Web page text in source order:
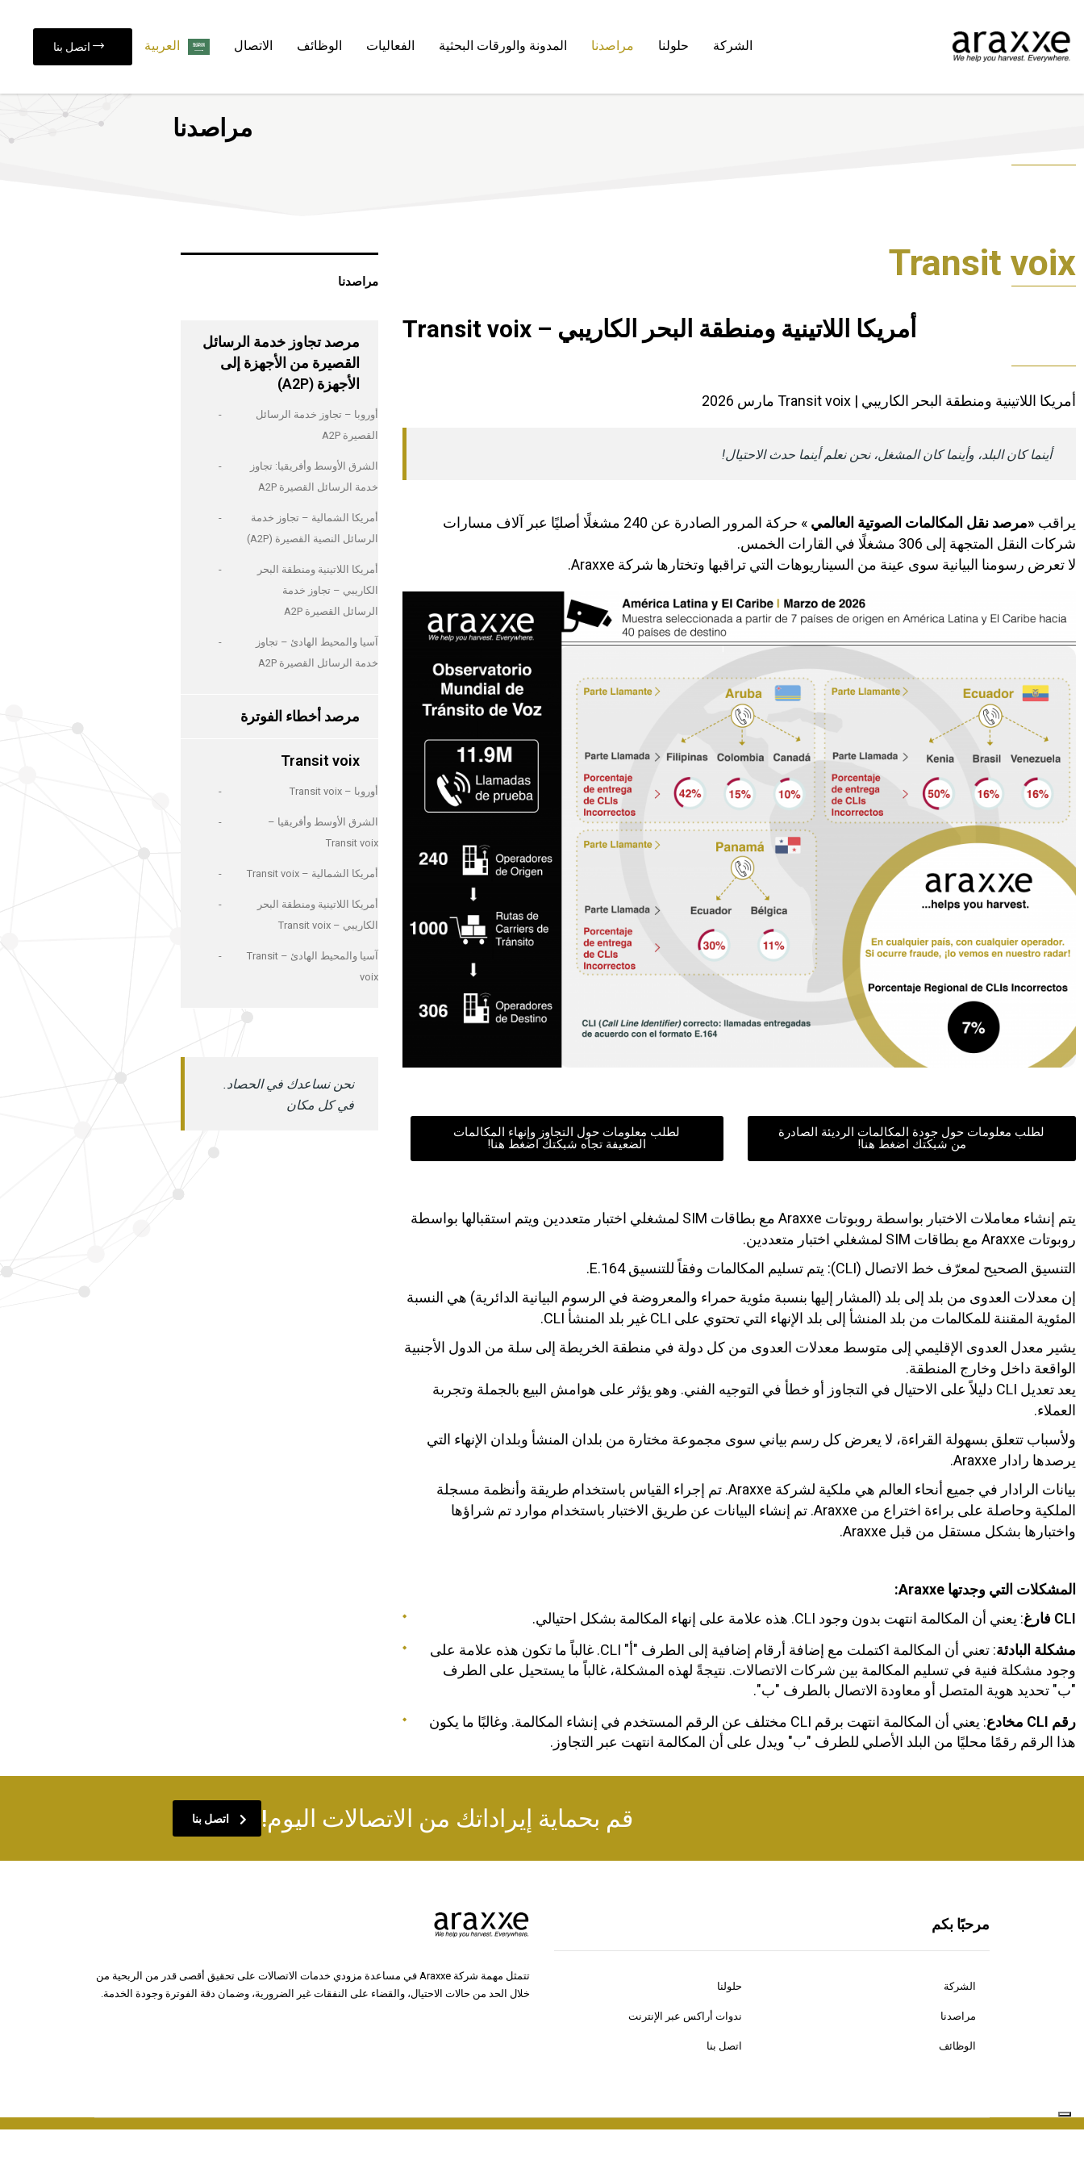
الشركة حلولنا مراصدنا المدونة والورقات البحثية الفعاليات الوظائف الاتصال العربية‏ اتصل بنا
مراصدنا
Transit voix
أمريكا اللاتينية ومنطقة البحر الكاريبي – Transit voix
أمريكا اللاتينية ومنطقة البحر الكاريبي | Transit voix مارس 2026
أينما كان البلد، وأينما كان المشغل، نحن نعلم أينما حدث الاحتيال!
يراقب «مرصد نقل المكالمات الصوتية العالمي
» حركة المرور الصادرة عن 240 مشغلًا أصليًا عبر آلاف مسارات
شركات النقل المتجهة إلى 306 مشغلًا في القارات الخمس.
​لا تعرض رسومنا البيانية سوى عينة من السيناريوهات التي تراقبها وتختارها شركة Araxxe.
لطلب معلومات حول جودة المكالمات الرديئة الصادرة
من شبكتك اضغط هنا!
لطلب معلومات حول التجاوز وإنهاء المكالمات
الضعيفة تجاه شبكتك اضغط هنا!
يتم إنشاء معاملات الاختبار بواسطة روبوتات Araxxe مع بطاقات SIM لمشغلي اختبار متعددين ويتم استقبالها بواسطة
روبوتات Araxxe مع بطاقات SIM لمشغلي اختبار متعددين.
التنسيق الصحيح لمعرّف خط الاتصال (CLI): يتم تسليم المكالمات وفقاً للتنسيق E.164.
إن معدلات العدوى من بلد إلى بلد (المشار إليها بنسبة مئوية حمراء والمعروضة في الرسوم البيانية الدائرية) هي النسبة
المئوية المقننة للمكالمات من بلد المنشأ إلى بلد الإنهاء التي تحتوي على CLI غير بلد المنشأ CLI.
يشير معدل العدوى الإقليمي إلى متوسط معدلات العدوى من كل دولة في منطقة الخريطة إلى سلة من الدول الأجنبية
الواقعة داخل وخارج المنطقة.
يعد تعديل CLI دليلاً على الاحتيال في التجاوز أو خطأ في التوجيه الفني. وهو يؤثر على هوامش البيع بالجملة وتجربة
العملاء.
ولأسباب تتعلق بسهولة القراءة، لا يعرض كل رسم بياني سوى مجموعة مختارة من بلدان المنشأ وبلدان الإنهاء التي
يرصدها رادار Araxxe.
بيانات الرادار في جميع أنحاء العالم هي ملكية لشركة Araxxe. تم إجراء القياس باستخدام طريقة وأنظمة مسجلة
الملكية وحاصلة على براءة اختراع من Araxxe. تم إنشاء البيانات عن طريق الاختبار باستخدام موارد تم شراؤها
واختبارها بشكل مستقل من قبل Araxxe.
المشكلات التي وجدتها Araxxe:
CLI فارغ
: يعني أن المكالمة انتهت بدون وجود CLI. هذه علامة على إنهاء المكالمة بشكل احتيالي.
مشكلة البادئة
: تعني أن المكالمة اكتملت مع إضافة أرقام إضافية إلى الطرف "أ" CLI. غالباً ما تكون هذه علامة على
وجود مشكلة فنية في تسليم المكالمة بين شركات الاتصالات. نتيجةً لهذه المشكلة، غالباً ما يستحيل على الطرف
"ب" تحديد هوية المتصل أو معاودة الاتصال بالطرف "ب".
رقم CLI مخادع
: يعني أن المكالمة انتهت برقم CLI مختلف عن الرقم المستخدم في إنشاء المكالمة. وغالبًا ما يكون
هذا الرقم رقمًا محليًا من البلد الأصلي للطرف "ب" ويدل على أن المكالمة انتهت عبر التجاوز.
مراصدنا
مرصد تجاوز خدمة الرسائل
القصيرة من الأجهزة إلى
الأجهزة (A2P)
أوروبا – تجاوز خدمة الرسائل
القصيرة A2P
الشرق الأوسط وأفريقيا: تجاوز
خدمة الرسائل القصيرة A2P
أمريكا الشمالية – تجاوز خدمة
الرسائل النصية القصيرة (A2P)
أمريكا اللاتينية ومنطقة البحر
الكاريبي – تجاوز خدمة
الرسائل القصيرة A2P
آسيا والمحيط الهادئ – تجاوز
خدمة الرسائل القصيرة A2P
مرصد أخطاء الفوترة
Transit voix
أوروبا – Transit voix
الشرق الأوسط وأفريقيا –
Transit voix
أمريكا الشمالية – Transit voix
أمريكا اللاتينية ومنطقة البحر
الكاريبي – Transit voix
آسيا والمحيط الهادئ – Transit
voix
نحن نساعدك في الحصاد.
في كل مكان
قم بحماية إيراداتك من الاتصالات اليوم! اتصل بنا
تتمثل مهمة شركة Araxxe في مساعدة مزودي خدمات الاتصالات على تحقيق أقصى قدر من الربحية من
خلال الحد من حالات الاحتيال، والقضاء على النفقات غير الضرورية، وضمان دقة الفوترة وجودة الخدمة.
مرحبًا بكم
الشركة حلولنا
مراصدنا ندوات أراكس عبر الإنترنت
الوظائف اتصل بنا